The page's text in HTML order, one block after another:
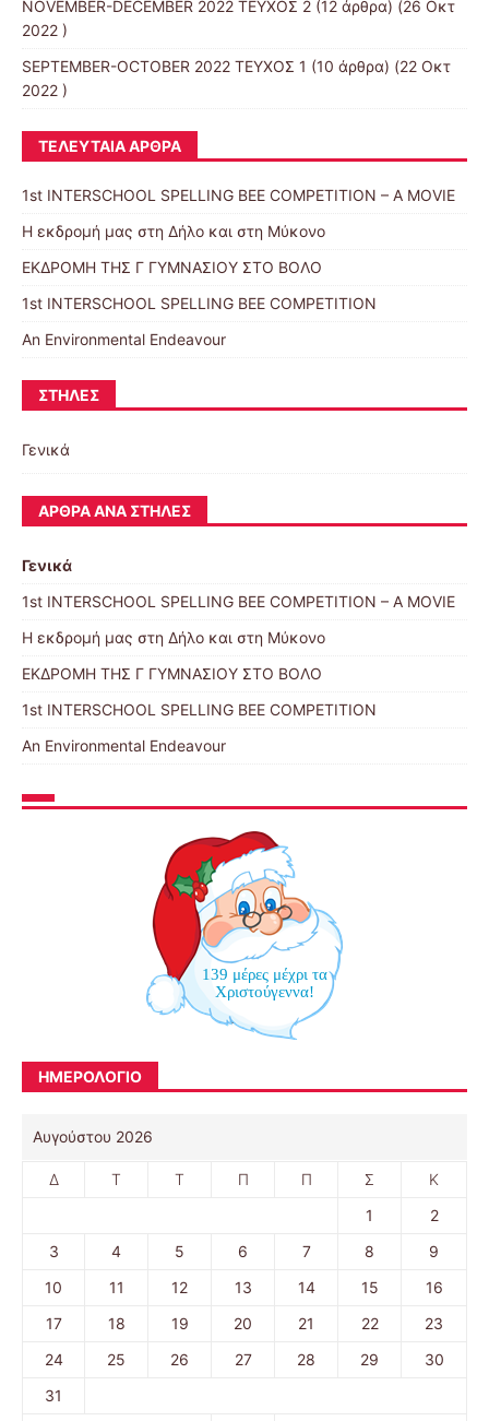
NOVEMBER-DECEMBER 2022 ΤΕΥΧΟΣ 2 (12 άρθρα) (26 Οκτ
2022 )
SEPTEMBER-OCTOBER 2022 ΤΕΥΧΟΣ 1 (10 άρθρα) (22 Οκτ
2022 )
ΤΕΛΕΥΤΑΊΑ ΆΡΘΡΑ
1st INTERSCHOOL SPELLING BEE COMPETITION – A MOVIE
Η εκδρομή μας στη Δήλο και στη Μύκονο
ΕΚΔΡΟΜΗ ΤΗΣ Γ ΓΥΜΝΑΣΙΟΥ ΣΤΟ ΒΟΛΟ
1st INTERSCHOOL SPELLING BEE COMPETITION
An Environmental Endeavour
ΣΤΉΛΕΣ
Γενικά
ΆΡΘΡΑ ΑΝΆ ΣΤΉΛΕΣ
Γενικά
1st INTERSCHOOL SPELLING BEE COMPETITION – A MOVIE
Η εκδρομή μας στη Δήλο και στη Μύκονο
ΕΚΔΡΟΜΗ ΤΗΣ Γ ΓΥΜΝΑΣΙΟΥ ΣΤΟ ΒΟΛΟ
1st INTERSCHOOL SPELLING BEE COMPETITION
An Environmental Endeavour
139 μέρες μέχρι τα
Χριστούγεννα!
ΗΜΕΡΟΛΟΓΙΟ
Αυγούστου 2026
Δ Τ Τ Π Π Σ Κ
1
2
3
4 5 6 7 8
9
10
11 12 13 14 15
16
17
18 19 20 21 22
23
24
25 26 27 28 29
30
31